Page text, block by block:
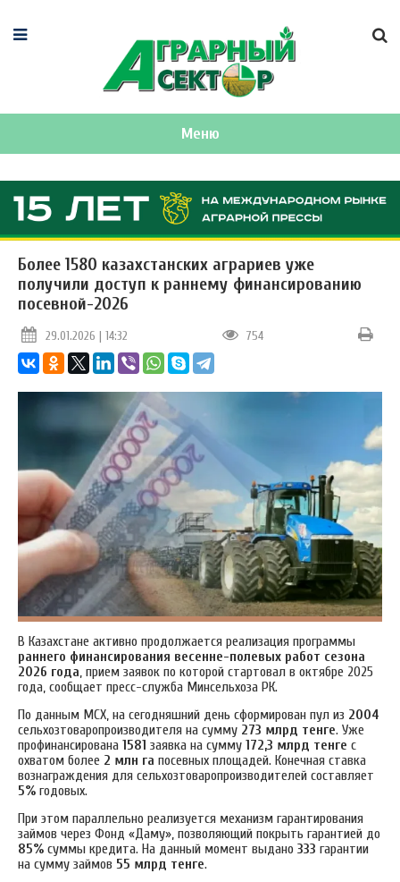
Меню
Более 1580 казахстанских аграриев уже
получили доступ к раннему финансированию
посевной-2026
29.01.2026 | 14:32 754
В Казахстане активно продолжается реализация программы
раннего финансирования весенне-полевых работ сезона
2026 года, прием заявок по которой стартовал в октябре 2025
года, сообщает пресс-служба Минсельхоза РК.
По данным МСХ, на сегодняшний день сформирован пул из 2004
сельхозтоваропроизводителя на сумму 273 млрд тенге. Уже
профинансирована 1581 заявка на сумму 172,3 млрд тенге с
охватом более 2 млн га посевных площадей. Конечная ставка
вознаграждения для сельхозтоваропроизводителей составляет
5% годовых.
При этом параллельно реализуется механизм гарантирования
займов через Фонд «Даму», позволяющий покрыть гарантией до
85% суммы кредита. На данный момент выдано 333 гарантии
на сумму займов 55 млрд тенге.